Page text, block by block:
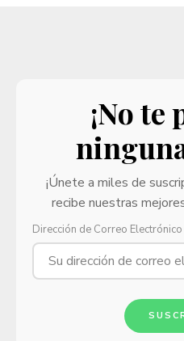
¡No te
¡Únete a miles de
recibe nuestras
Dirección de Correo Electrónico